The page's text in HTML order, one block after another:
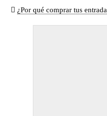
¿Por qué comprar tus